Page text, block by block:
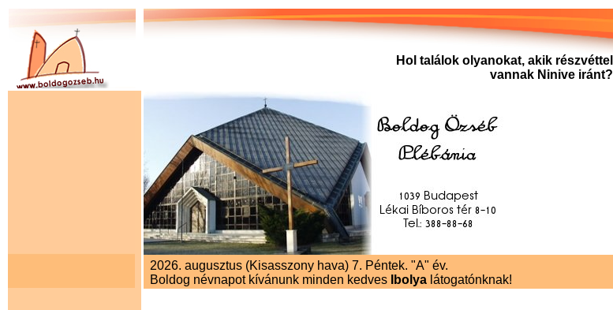
Hol találok olyanokat, akik részvéttel
vannak Ninive iránt?
2026. augusztus (Kisasszony hava) 7. Péntek. "A" év.
Boldog névnapot kívánunk minden kedves
Ibolya látogatónknak!